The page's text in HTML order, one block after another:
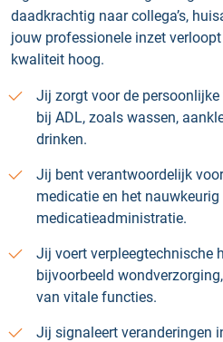
daadkrachtig naar collega’s,
jouw professionele inzet
kwaliteit hoog.
Jij zorgt voor de
bij ADL, zoals wassen,
drinken.
Jij bent verantwoordelijk
medicatie en het
medicatieadministratie.
Jij voert verpleegtechnische
bijvoorbeeld
van vitale functies.
Jij signaleert veranderingen